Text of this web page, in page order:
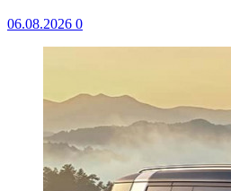
06.08.2026 0